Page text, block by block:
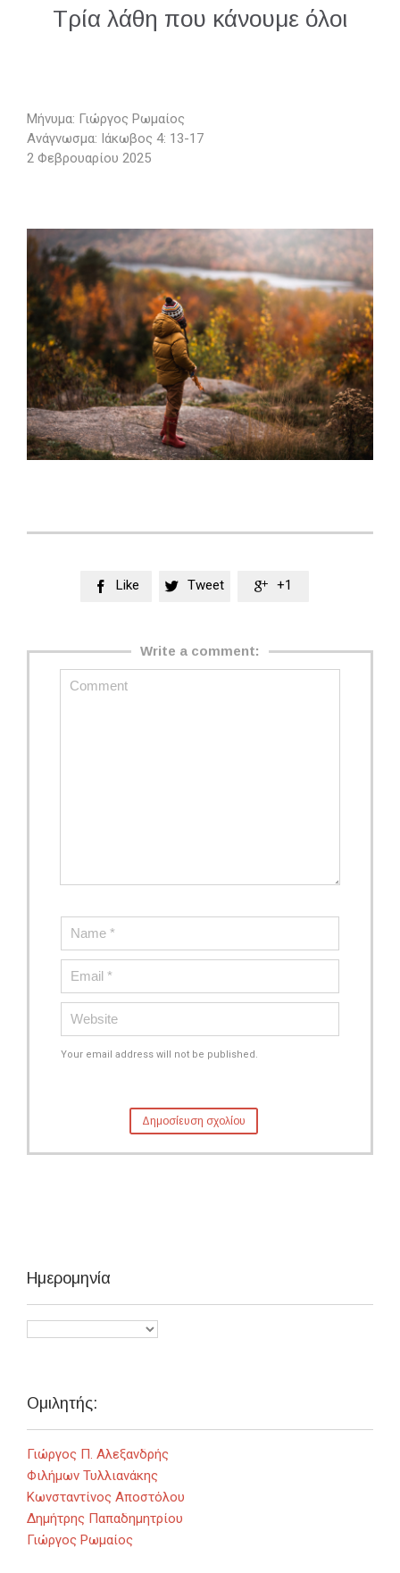
Τρία λάθη που κάνουμε όλοι
Μήνυμα: Γιώργος Ρωμαίος
Ανάγνωσμα: Ιάκωβος 4: 13-17
2 Φεβρουαρίου 2025
 Like  Tweet  +1
Write a comment:
Your email address will not be published.
Ημερομηνία
Ομιλητής:
Γιώργος Π. Αλεξανδρής
Φιλήμων Τυλλιανάκης
Κωνσταντίνος Αποστόλου
Δημήτρης Παπαδημητρίου
Γιώργος Ρωμαίος